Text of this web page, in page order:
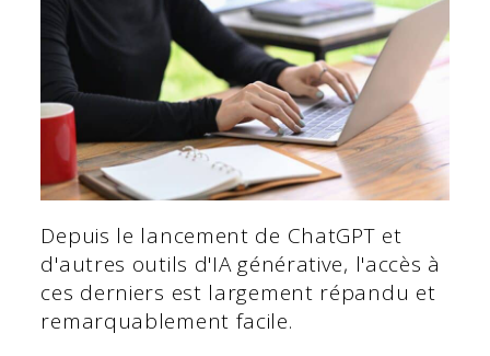
Depuis le lancement de ChatGPT et
d'autres outils d'IA générative, l'accès à
ces derniers est largement répandu et
remarquablement facile.